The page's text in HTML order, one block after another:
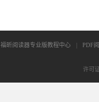
福昕阅读器专业版教程中心 PDF
许可